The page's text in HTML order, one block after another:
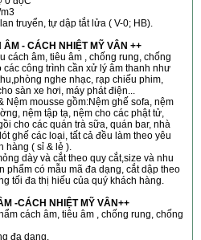
truyển, tự dập tắt lửa ( V-0; HB).
- CÁCH NHIỆT MỸ VÂN ++
cách âm, tiêu âm , chống rung, chống
các công trình cần xử lý âm thanh như
nghe nhạc, rạp chiếu phim,
sàn xe hơi, máy phát điện...
Nệm mousse gồm:Nệm ghế sofa, nệm
nệm tập tạ, nệm cho các phật tử,
cho các quán trà sữa, quán bar, nhà
ghế các loại, tất cả đều làm theo yêu
hàng ( sỉ & lẻ ).
dày và cắt theo quy cắt,size và nhu
phẩm có mẫu mã đa dạng, cắt dập theo
tối đa thị hiếu của quý khách hàng.
-CÁCH NHIỆT MỸ VÂN++
cách âm, tiêu âm , chống rung, chống
đa dạng.